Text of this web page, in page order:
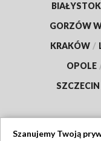
BIAŁYSTOK
GORZÓW
KRAKÓW /
OPOLE
SZCZECIN
Szanujemy Twoją